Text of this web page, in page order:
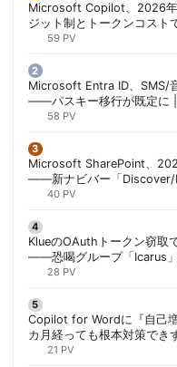
Microsoft Copilot、2026
ジット制とトークンコスト
法 | 胡田昌彦
59 PV
Microsoft Entra ID、SMS/
——パスキー移行が既定に
58 PV
Microsoft SharePoint、
——新ナビバー「Discover/
胡田昌彦
40 PV
KlueのOAuthトークン窃取
——恐喝グループ「Icarus
28 PV
Copilot for Wordに『自己
カ月経っても根本対策でき
21 PV